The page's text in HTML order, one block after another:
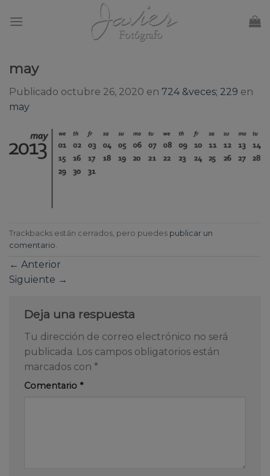
may
Publicado octubre 26, 2020 en 724 &veces; 229 en
may
Trackbacks están cerrados, pero puedes publicar un
comentario
← Anterior
Siguiente →
Deja una respuesta
Tu dirección de correo electrónico no será
publicada. Los campos obligatorios están
marcados con *
Comentario *